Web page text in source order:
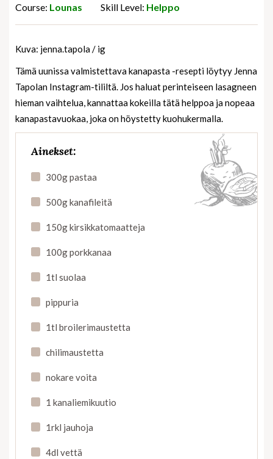
Course: Lounas Skill Level: Helppo
Kuva: jenna.tapola / ig
Tämä uunissa valmistettava kanapasta -resepti löytyy Jenna
Tapolan Instagram-tililtä. Jos haluat perinteiseen lasagneen
hieman vaihtelua, kannattaa kokeilla tätä helppoa ja nopeaa
kanapastavuokaa, joka on höystetty kuohukermalla.
Ainekset:
300g pastaa
500g kanafileitä
150g kirsikkatomaatteja
100g porkkanaa
1tl suolaa
pippuria
1tl broilerimaustetta
chilimaustetta
nokare voita
1 kanaliemikuutio
1rkl jauhoja
4dl vettä